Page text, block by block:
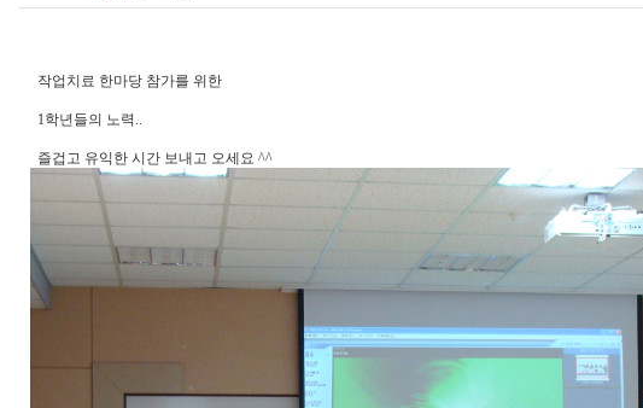
작업치료 한마당 참가를 위한
1학년들의 노력..
즐겁고 유익한 시간 보내고 오세요 ^^